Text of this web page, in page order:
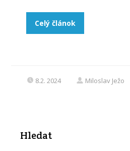
Celý článok
8.2. 2024 Miloslav Ježo
Hledat